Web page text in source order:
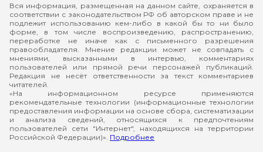
Вся информация, размещенная на данном сайте, охраняется в
соответствии с законодательством РФ об авторском праве и не
подлежит использованию кем-либо в какой бы то ни было
форме, в том числе воспроизведению, распространению,
переработке не иначе как с письменного разрешения
правообладателя. Мнение редакции может не совпадать с
мнениями, высказанными в интервью, комментариях
пользователей или прямой речи персонажей публикаций.
Редакция не несёт ответственности за текст комментариев
читателей.
«На информационном ресурсе применяются
рекомендательные технологии (информационные технологии
предоставления информации на основе сбора, систематизации
и анализа сведений, относящихся к предпочтениям
пользователей сети "Интернет", находящихся на территории
Российской Федерации)». Подробнее